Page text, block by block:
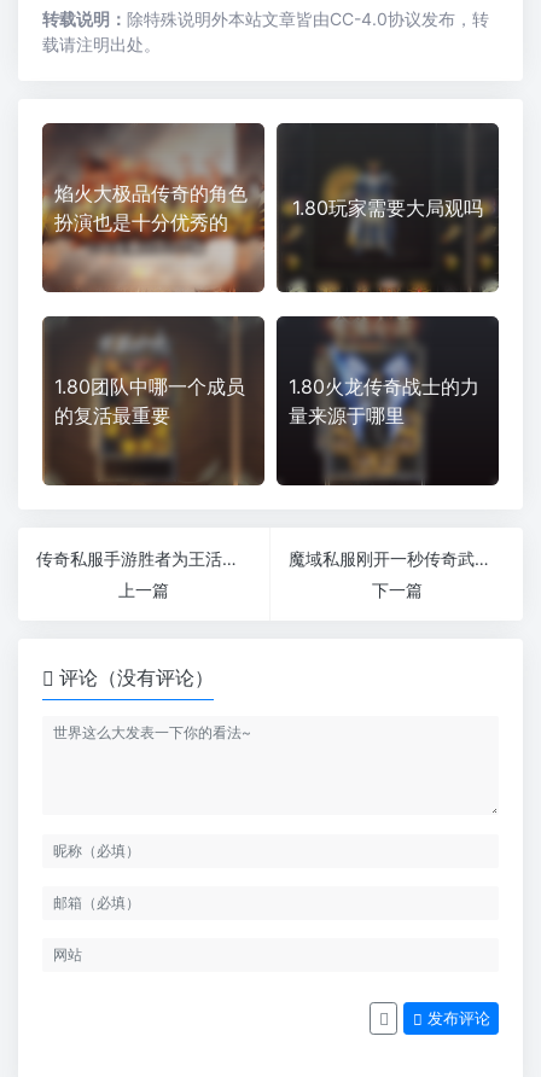
转载说明： 除特殊说明外本站文章皆由CC-4.0协议发布，转
载请注明出处。
焰火大极品传奇的角色
扮演也是十分优秀的
1.80玩家需要大局观吗
1.80团队中哪一个成员
的复活最重要
1.80火龙传奇战士的力
量来源于哪里
传奇私服手游胜者为王活动有哪些奖励
上一篇
魔域私服刚开一秒传奇武器都是怎么打造出来的呢
下一篇
评论（没有评论）
发布评论